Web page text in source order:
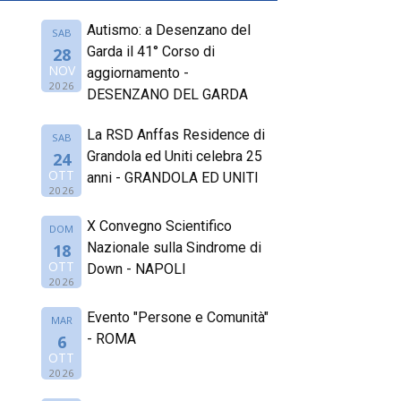
SAB
28
NOV
2026
Autismo: a Desenzano del
Garda il 41° Corso di
aggiornamento -
DESENZANO DEL GARDA
SAB
24
OTT
2026
La RSD Anffas Residence di
Grandola ed Uniti celebra 25
anni - GRANDOLA ED UNITI
DOM
18
OTT
2026
X Convegno Scientifico
Nazionale sulla Sindrome di
Down - NAPOLI
MAR
6
OTT
2026
Evento "Persone e Comunità"
- ROMA